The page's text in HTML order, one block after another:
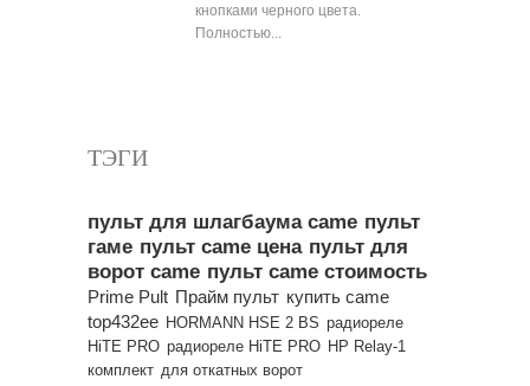
кнопками черного цвета.
Полностью...
ТЭГИ
пульт для шлагбаума came пульт
гаме пульт came цена пульт для
ворот came пульт came стоимость
Prime Pult Прайм пульт купить came
top432ee HORMANN HSE 2 BS радиореле
HiTE PRO радиореле HiTE PRO HP Relay-1
комплект для откатных ворот